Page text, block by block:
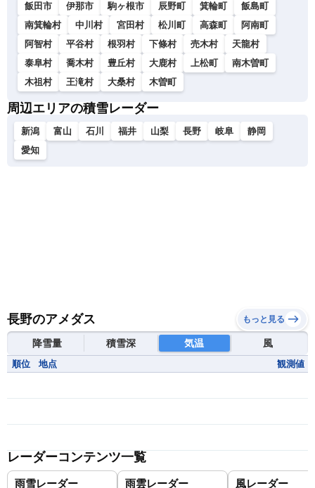
飯田市 伊那市 駒ヶ根市 辰野町 箕輪町
飯島町
南箕輪村
中川村 宮田村 松川町 高森町
阿南町
阿智村
平谷村 根羽村 下條村 売木村
天龍村
泰阜村
喬木村 豊丘村 大鹿村 上松町
南木曽町
木祖村
王滝村 大桑村 木曽町
周辺エリアの積雪レーダー
新潟 富山 石川 福井 山梨 長野 岐阜
静岡
愛知
長野のアメダス もっと見る
降雪量 積雪深 気温 風
順位 地点 観測値
レーダーコンテンツ一覧
雨雪レーダー 雨雲レーダー 風レーダー